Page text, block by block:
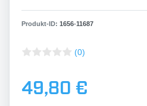
Produkt-ID: 1656-11687
(0)
49,80 €